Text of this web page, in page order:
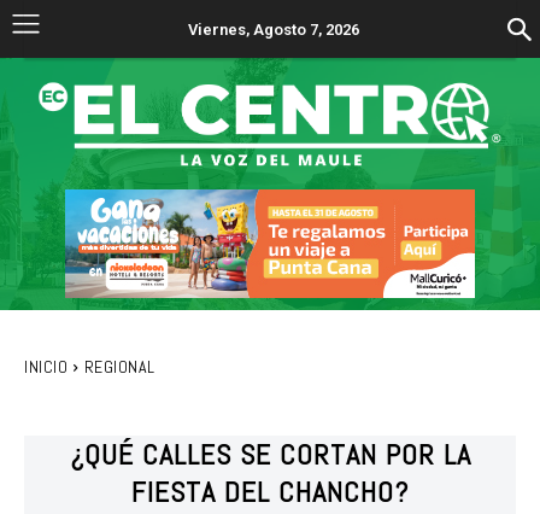
Viernes, Agosto 7, 2026
INICIO REGIONAL
¿QUÉ CALLES SE CORTAN POR LA
FIESTA DEL CHANCHO?